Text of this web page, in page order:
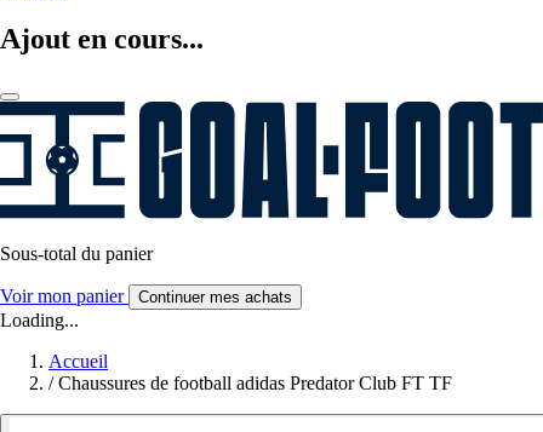
Ajout en cours...
Sous-total du panier
Voir mon panier Continuer mes achats
Loading...
Accueil
/ Chaussures de football adidas Predator Club FT TF